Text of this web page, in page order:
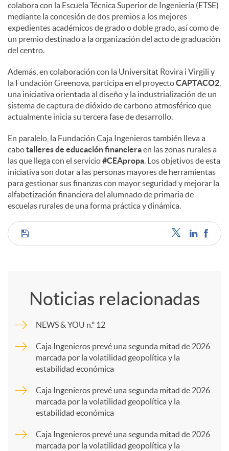
colabora con la Escuela Técnica Superior de Ingeniería (ETSE)
mediante la concesión de dos premios a los mejores
expedientes académicos de grado o doble grado, así como de
un premio destinado a la organización del acto de graduación
del centro.
Además, en colaboración con la Universitat Rovira i Virgili y
la Fundación Greenova, participa en el proyectoCAPTACO2
una iniciativa orientada al diseño y la industrialización de un
sistema de captura de dióxido de carbono atmosférico que
actualmente inicia su tercera fase de desarrollo.
En paralelo, la Fundación Caja Ingenieros también lleva a
cabotalleres de educación financieraen las zonas rurales a
las que llega con el servicio#CEApropa. Los objetivos de esta
iniciativa son dotar a las personas mayores de herramientas
para gestionar sus finanzas con mayor seguridad y mejorar la
alfabetización financiera del alumnado de primaria de
escuelas rurales de una forma práctica y dinámica.
C
m
p
Noticias relacionadas
NEWS & YOU n.º 12
Caja Ingenieros prevé una segunda mitad de 2026
marcada por la volatilidad geopolítica y la
estabilidad económica
Caja Ingenieros prevé una segunda mitad de 2026
marcada por la volatilidad geopolítica y la
estabilidad económica
Caja Ingenieros prevé una segunda mitad de 2026
marcada por la volatilidad geopolítica y la